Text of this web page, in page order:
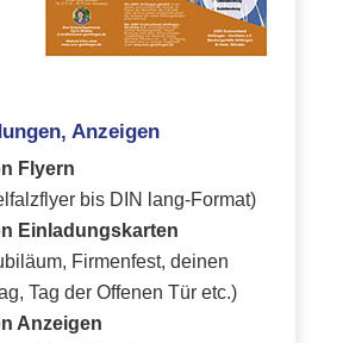
Anzeigen
Flyern
bis DIN lang-Format)
Einladungskarten
Firmenfest, deinen
Tag der Offenen Tür etc.)
Anzeigen